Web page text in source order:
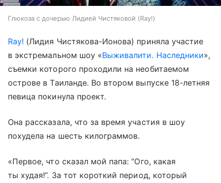
Глюкоза с дочерью Лидией Чистяковой (Ray!)
Ray! (Лидия Чистякова-Ионова) приняла участие
в экстремальном шоу «Выживалити. Наследники»,
съемки которого проходили на необитаемом
острове в Таиланде. Во втором выпуске 18-летняя
певица покинула проект.
Она рассказала, что за время участия в шоу
похудела на шесть килограммов.
«Первое, что сказал мой папа: “Ого, какая
ты худая!”. За тот короткий период, который